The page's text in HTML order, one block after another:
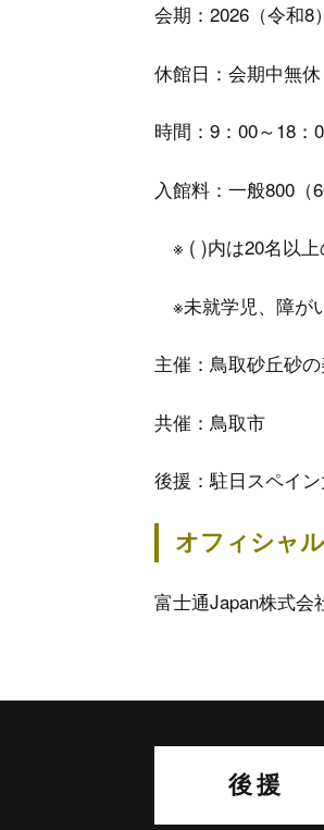
会期：2026（令和8
休館日：会期中無休
時間：9：00～18：
入館料：一般800
※ ( )内は20名以上
※未就学児、障が
主催：鳥取砂丘砂
共催：鳥取市
後援：駐日スペイ
オフィシャ
富士通Japan株式会
後援